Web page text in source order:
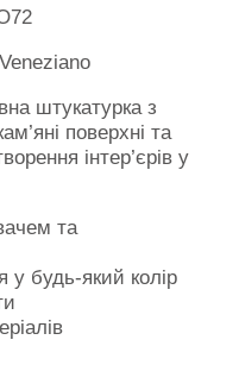
штукатурка з
поверхні та
інтер’єрів у
та
будь-який колір